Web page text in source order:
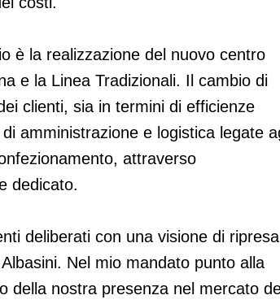
è la realizzazione del nuovo centro
e la Linea Tradizionali. Il cambio di
clienti, sia in termini di efficienze
amministrazione e logistica legate
attraverso
dedicato.
deliberati con una visione di
Nel mio mandato punto alla
della nostra presenza nel mercato